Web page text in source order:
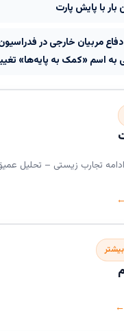
بار با پایش پارت
مربیان خارجی در
تجارب زیستی – تحلیل عمیق